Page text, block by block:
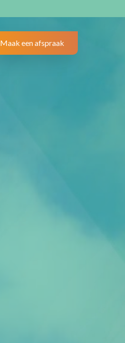
Maak een afspraak